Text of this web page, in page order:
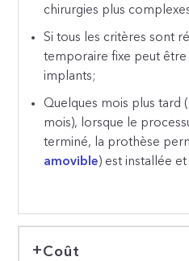
chirurgies plus
Si tous les critères sont
temporaire fixe peut être
implants;
Quelques mois plus tard
mois), lorsque le
terminé, la prothèse
amovible) est installée et
Coût